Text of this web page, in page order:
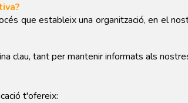
que estableix una organització, en el
clau, tant per mantenir informats als
t'ofereix: